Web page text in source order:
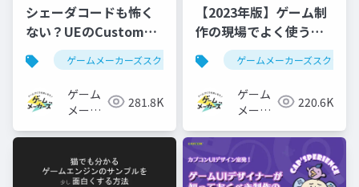
シェーダコードも怖く
ない？UEのCustomノ
ードで学ぶHLSL入門
ゲームメーカーズスクランブル ゲーム制作 ue5
ゲーム
メーカ
281.8K
【2023年版】ゲーム制
作の現場でよく使うツ
ールをまるっと紹介
ゲームメーカーズスクラン
ゲーム
メーカ
220.6K